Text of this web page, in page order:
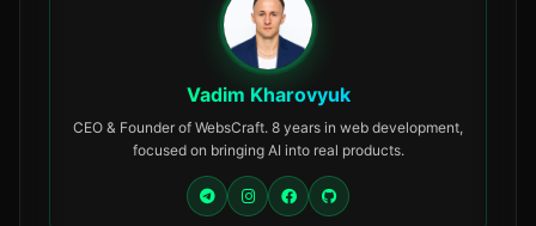
Vadim Kharovyuk
CEO & Founder of WebsCraft. 8 years in web development,
focused on bringing AI into real products.